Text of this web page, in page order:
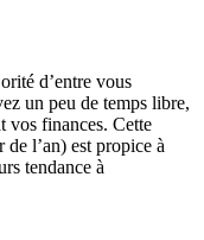
d’entre vous
un peu de temps libre,
vos finances. Cette
l’an) est propice à
tendance à